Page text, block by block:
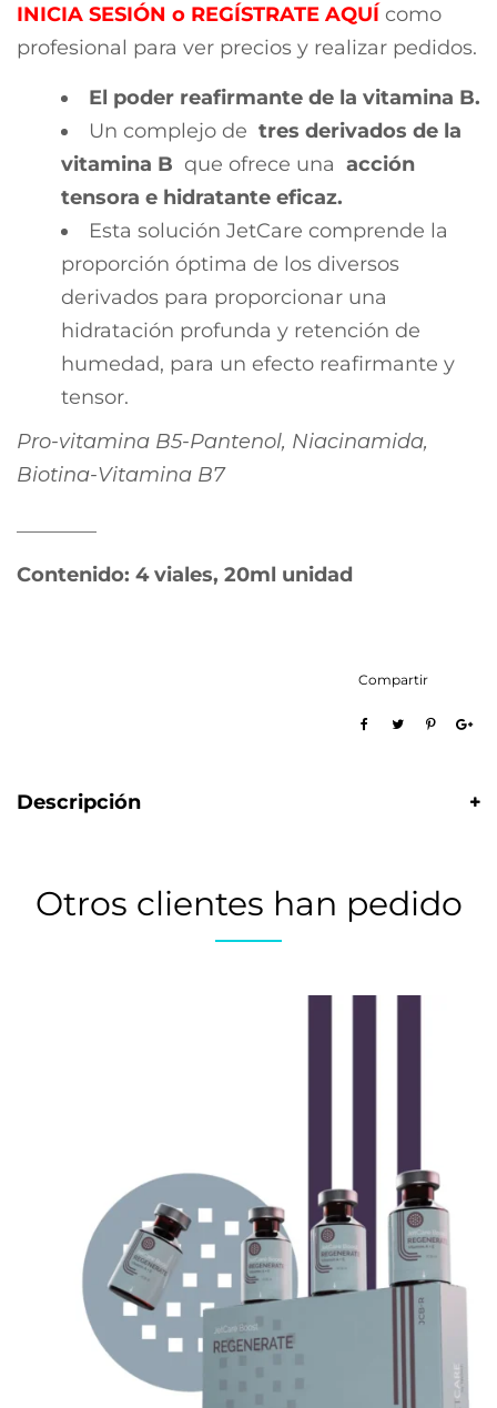
INICIA SESIÓN o REGÍSTRATE AQUÍ como
profesional para ver precios y realizar pedidos.
El poder reafirmante de la vitamina B.
Un complejo de tres derivados de la
vitamina B que ofrece una acción
tensora e hidratante eficaz.
Esta solución JetCare comprende la
proporción óptima de los diversos
derivados para proporcionar una
hidratación profunda y retención de
humedad, para un efecto reafirmante y
tensor.
Pro-vitamina B5-Pantenol, Niacinamida,
Biotina-Vitamina B7
Contenido: 4 viales, 20ml unidad
Compartir
Descripción
Otros clientes han pedido